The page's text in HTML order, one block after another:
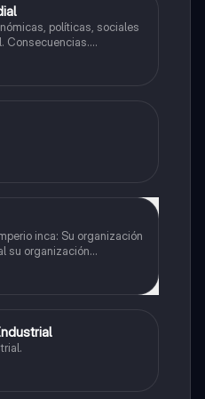
políticas, sociales
Consecuencias.
de la guerra.
inca: Su organización
su organización
religiosa